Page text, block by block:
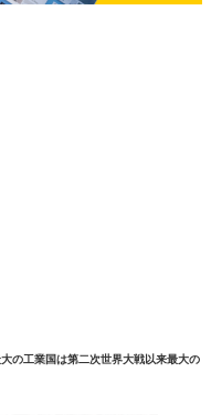
の工業国は第二次世界大戦以来最大の